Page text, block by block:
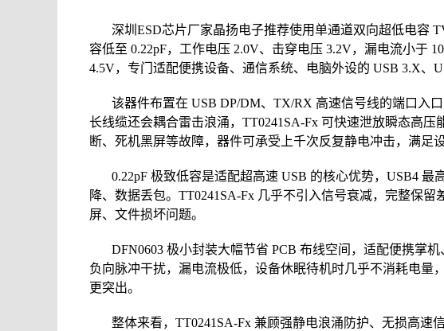
深圳ESD芯片厂家晶扬电子推荐使用单通道双向超低电容
容低至 0.22pF，工作电压 2.0V、击穿电压 3.2V，漏电流小于
4.5V，专门适配便携设备、通信系统、电脑外设的 USB 3.X、
该器件布置在 USB DP/DM、TX/RX 高速信号线的端口入
长线缆还会耦合雷击浪涌，TT0241SA-Fx 可快速泄放瞬态高
断、死机黑屏等故障，器件可承受上千次反复静电冲击，满足
0.22pF 极致低容是适配超高速 USB 的核心优势，USB4
降、数据丢包。TT0241SA-Fx 几乎不引入信号衰减，完整保
屏、文件损坏问题。
DFN0603 极小封装大幅节省 PCB 布线空间，适配便携掌
负向脉冲干扰，漏电流极低，设备休眠待机时几乎不消耗电量
更突出。
整体来看，TT0241SA-Fx 兼顾强静电浪涌防护、无损高速